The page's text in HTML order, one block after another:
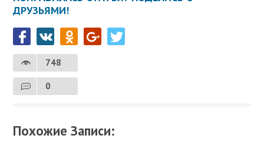
ДРУЗЬЯМИ!
748
0
Похожие Записи: